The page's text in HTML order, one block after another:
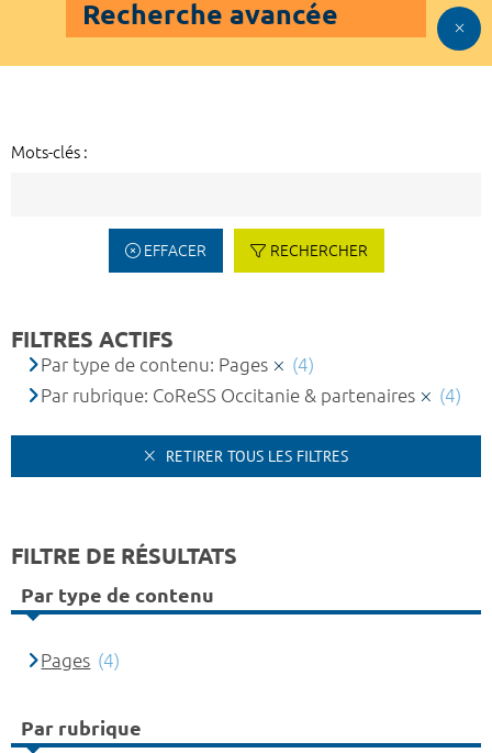
Recherche avancée
Mots-clés :
EFFACER RECHERCHER
FILTRES ACTIFS
Par type de contenu: Pages
(4)
Par rubrique: CoReSS Occitanie & partenaires
(4)
RETIRER TOUS LES FILTRES
FILTRE DE RÉSULTATS
Par type de contenu
Pages (4)
Par rubrique